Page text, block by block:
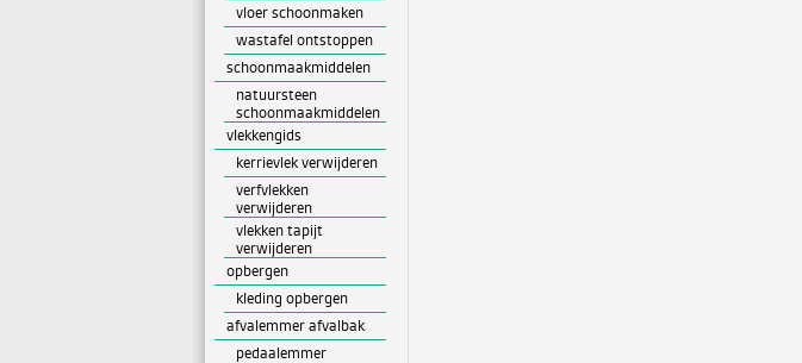
vloer schoonmaken
wastafel ontstoppen
schoonmaakmiddelen
natuursteen
schoonmaakmiddelen
vlekkengids
kerrievlek verwijderen
verfvlekken
verwijderen
vlekken tapijt
verwijderen
opbergen
kleding opbergen
afvalemmer afvalbak
pedaalemmer